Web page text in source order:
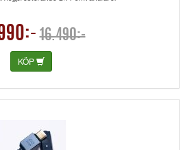
16.490:-
KÖP